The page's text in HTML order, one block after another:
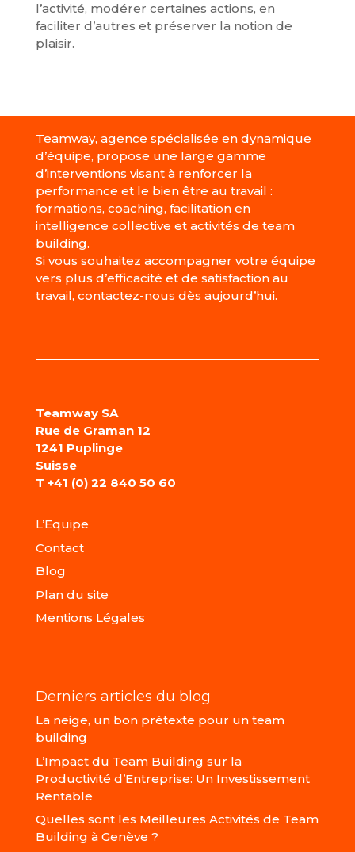
l’activité, modérer certaines actions, en
faciliter d’autres et préserver la notion de
plaisir.
Teamway, agence spécialisée en dynamique
d’équipe, propose une large gamme
d’interventions visant à renforcer la
performance et le bien être au travail :
formations, coaching, facilitation en
intelligence collective et activités de team
building.
Si vous souhaitez accompagner votre équipe
vers plus d’efficacité et de satisfaction au
travail, contactez-nous dès aujourd’hui.
Teamway SA
Rue de Graman 12
1241 Puplinge
Suisse
T +41 (0) 22 840 50 60
L’Equipe
Contact
Blog
Plan du site
Mentions Légales
Derniers articles du blog
La neige, un bon prétexte pour un team
building
L’Impact du Team Building sur la
Productivité d’Entreprise: Un Investissement
Rentable
Quelles sont les Meilleures Activités de Team
Building à Genève ?